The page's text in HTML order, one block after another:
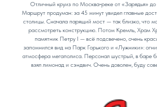
Отличный круиз по Москва‑реке от «Зарядья»
Маршрут продуман: за 45 минут увидел главные
столицы. Сначала парящий мост — так близко, что
рассмотреть конструкцию. Потом Кремль, Храм
памятник Петру I — всё подсвечено, очень
запомнился вид на Парк Горького и «Лужники»:
атмосфера мегаполиса. Персонал шустрый, в баре
взял лимонад и сэндвич. Очень доволен, буду